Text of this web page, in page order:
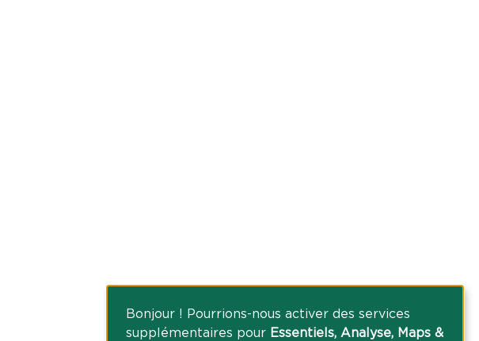
Bonjour ! Pourrions-nous activer des services
supplémentaires pour Essentiels, Analyse, Maps &